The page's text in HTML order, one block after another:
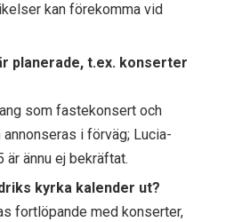
kan förekomma vid
planerade, t.ex. konserter
som fastekonsert och
i förväg; Lucia-
ännu ej bekräftat.
kyrka kalender ut?
fortlöpande med konserter,